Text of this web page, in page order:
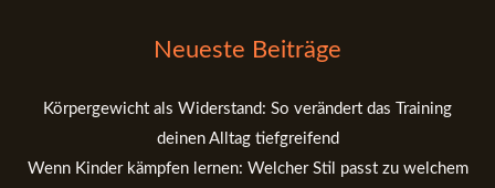
Neueste Beiträge
Körpergewicht als Widerstand: So verändert das Training
deinen Alltag tiefgreifend
Wenn Kinder kämpfen lernen: Welcher Stil passt zu welchem